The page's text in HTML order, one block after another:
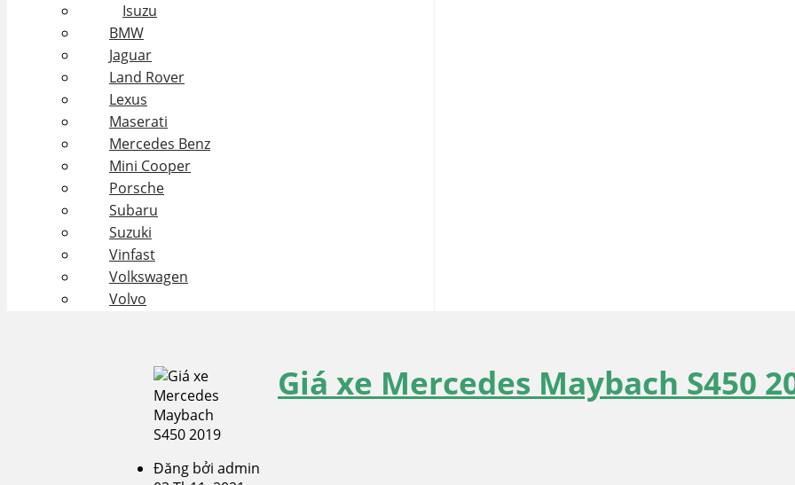
Isuzu
BMW
Jaguar
Land Rover
Lexus
Maserati
Mercedes Benz
Mini Cooper
Porsche
Subaru
Suzuki
Vinfast
Volkswagen
Volvo
Giá xe Mercedes Maybach S450
Đăng bởi admin